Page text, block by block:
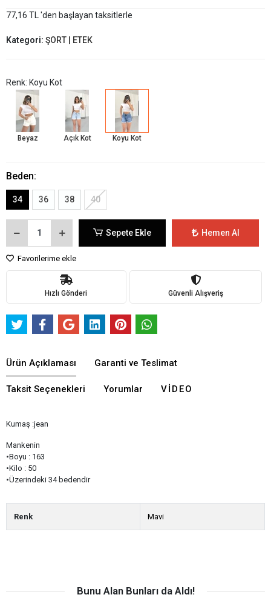
77,16 TL 'den başlayan taksitlerle
Kategori: ŞORT | ETEK
Renk: Koyu Kot
Beyaz Açık Kot Koyu Kot
Beden:
34 36 38 40
Sepete Ekle Hemen Al
Favorilerime ekle
Hızlı Gönderi Güvenli Alışveriş
Ürün Açıklaması Garanti ve Teslimat
Taksit Seçenekleri Yorumlar VIDEO
Kumaş :jean
Mankenin
•Boyu : 163
•Kilo : 50
•Üzerindeki 34 bedendir
Renk Mavi
Bunu Alan Bunları da Aldı!